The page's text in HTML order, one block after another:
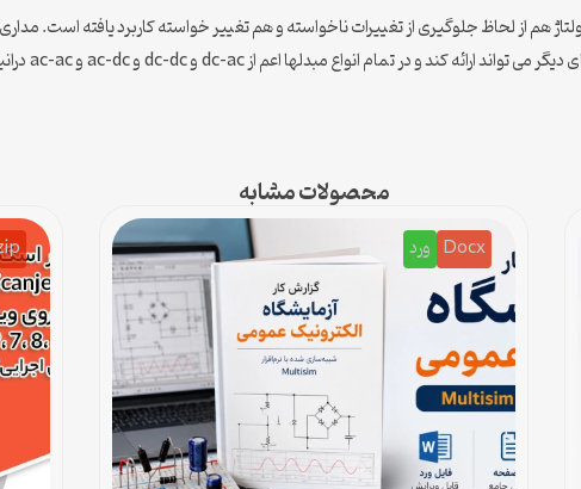
از لحاظ جلوگیری از تغییرات ناخواسته و هم تغییر خواسته کاربرد یافته است.
محصولات مشابه
Docx ورد